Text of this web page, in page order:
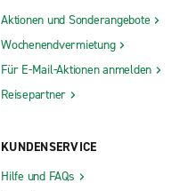
Aktionen und Sonderangebote
Wochenendvermietung
Für E-Mail-Aktionen anmelden
Reisepartner
KUNDENSERVICE
Hilfe und FAQs